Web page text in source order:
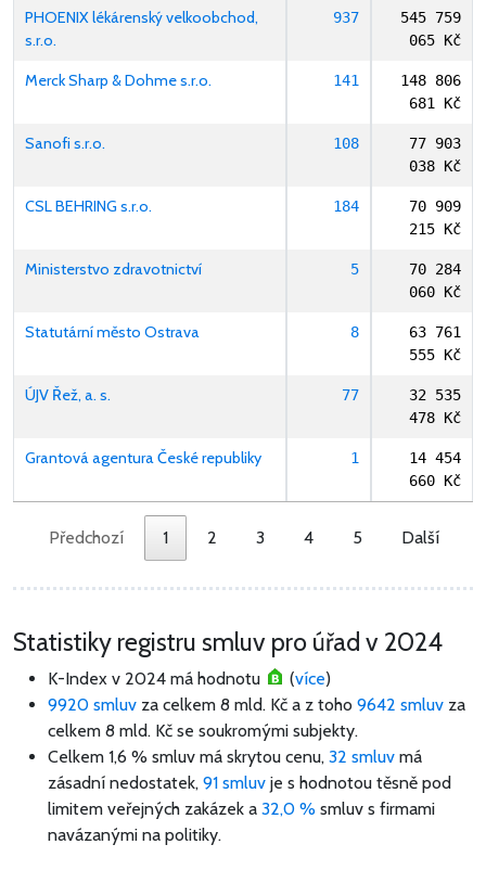
PHOENIX lékárenský velkoobchod,
s.r.o.
937
545 759
065 Kč
Merck Sharp & Dohme s.r.o. 141
148 806
681 Kč
Sanofi s.r.o. 108
77 903
038 Kč
CSL BEHRING s.r.o. 184
70 909
215 Kč
Ministerstvo zdravotnictví 5
70 284
060 Kč
Statutární město Ostrava 8
63 761
555 Kč
ÚJV Řež, a. s. 77
32 535
478 Kč
Grantová agentura České republiky 1
14 454
660 Kč
Předchozí 1 2 3 4 5 Další
Statistiky registru smluv pro úřad v 2024
K-Index v 2024 má hodnotu (více)
9920 smluv za celkem 8 mld. Kč a z toho 9642 smluv za
celkem 8 mld. Kč se soukromými subjekty.
Celkem 1,6 % smluv má skrytou cenu, 32 smluv má
zásadní nedostatek, 91 smluv je s hodnotou těsně pod
limitem veřejných zakázek a 32,0 % smluv s firmami
navázanými na politiky.